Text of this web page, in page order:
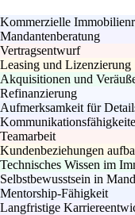
Kommerzielle
Mandantenberatung
Vertragsentwurf
Leasing und Lizenzierung
Akquisitionen und
Refinanzierung
Aufmerksamkeit für
Teamarbeit
Kundenbeziehungen
Technisches Wissen im
Selbstbewusstsein in
Mentorship-Fähigkeit
Langfristige